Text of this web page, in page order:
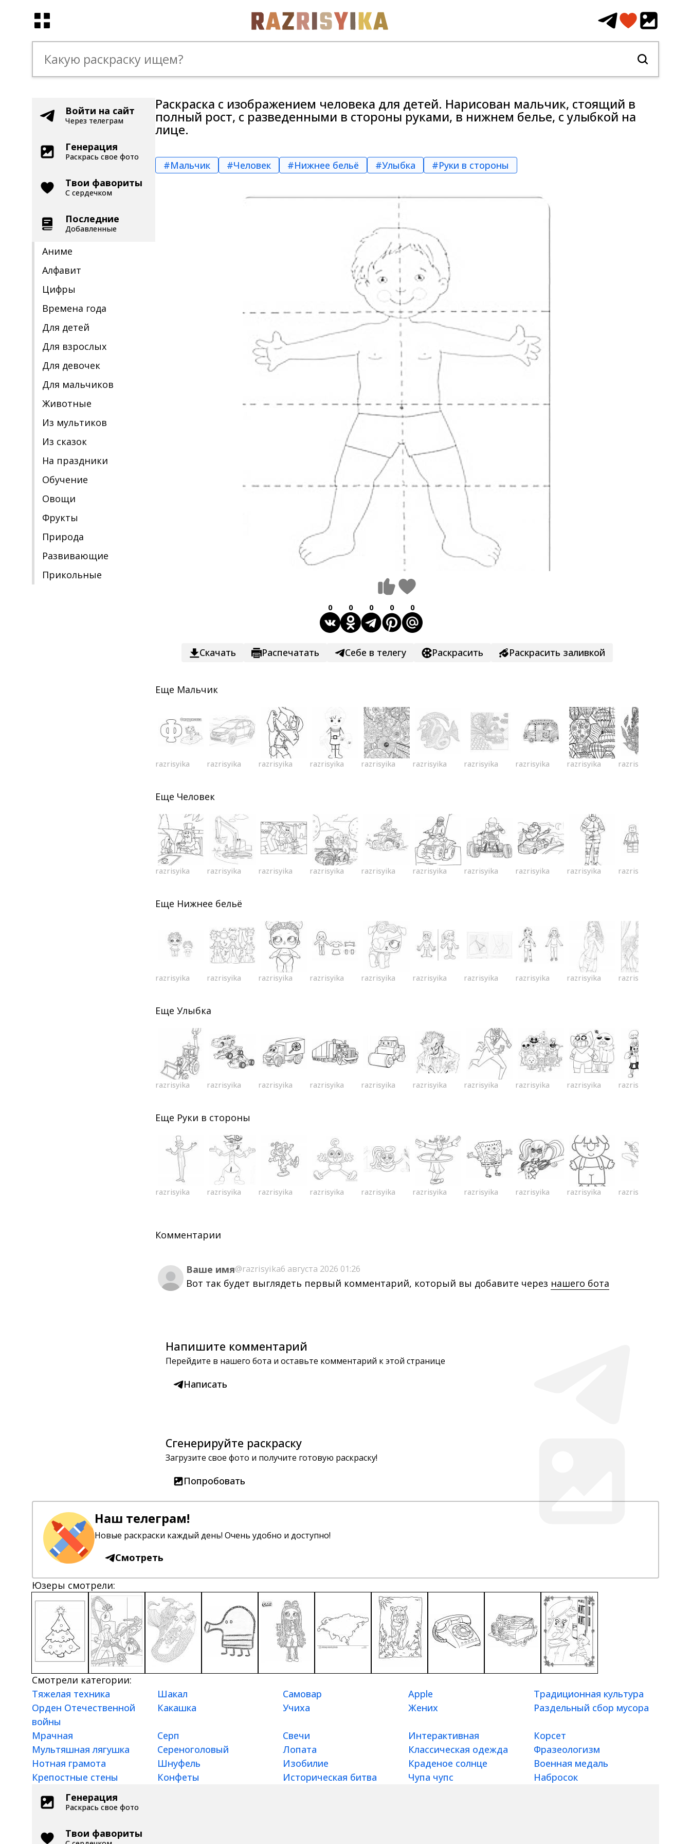
Войти на сайт
Через телеграм
Генерация
Раскрась свое фото
Твои фавориты
С сердечком
Последние
Добавленные
Аниме
Алфавит
Цифры
Времена года
Для детей
Для взрослых
Для девочек
Для мальчиков
Животные
Из мультиков
Из сказок
На праздники
Обучение
Овощи
Фрукты
Природа
Развивающие
Прикольные
Раскраска с изображением человека для детей. Нарисован мальчик, стоящий в
полный рост, с разведенными в стороны руками, в нижнем белье, с улыбкой на
лице.
#Мальчик #Человек #Нижнее бельё #Улыбка #Руки в стороны
0 0 0 0 0
Скачать Распечатать Себе в телегу Раскрасить Раскрасить заливкой
Еще Мальчик
razrisyika razrisyika razrisyika razrisyika razrisyika razrisyika razrisyika razrisyika razrisyika razrisyika
Еще Человек
razrisyika razrisyika razrisyika razrisyika razrisyika razrisyika razrisyika razrisyika razrisyika razrisyika
Еще Нижнее бельё
razrisyika razrisyika razrisyika razrisyika razrisyika razrisyika razrisyika razrisyika razrisyika razrisyika
Еще Улыбка
razrisyika razrisyika razrisyika razrisyika razrisyika razrisyika razrisyika razrisyika razrisyika razrisyika
Еще Руки в стороны
razrisyika razrisyika razrisyika razrisyika razrisyika razrisyika razrisyika razrisyika razrisyika razrisyika
Комментарии
Ваше имя@razrisyika6 августа 2026 01:26
Вот так будет выглядеть первый комментарий, который вы добавите через нашего бота
Напишите комментарий
Перейдите в нашего бота и оставьте комментарий к этой странице
Написать
Сгенерируйте раскраску
Загрузите свое фото и получите готовую раскраску!
Попробовать
Наш телеграм!
Новые раскраски каждый день! Очень удобно и доступно!
Смотреть
Юзеры смотрели:
Смотрели категории:
Тяжелая техника
Шакал Самовар Apple
Традиционная культура
Орден Отечественной
войны
Какашка Учиха Жених Раздельный сбор мусора
Мрачная Серп Свечи Интерактивная
Корсет
Мультяшная лягушка
Сереноголовый Лопата Классическая одежда
Фразеологизм
Нотная грамота
Шнуфель Изобилие Краденое солнце
Военная медаль
Крепостные стены
Конфеты Историческая битва Чупа чупс
Набросок
Генерация
Раскрась свое фото
Твои фавориты